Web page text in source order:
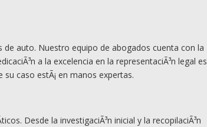
de auto. Nuestro equipo de abogados cuenta con la
a la excelencia en la representaciÃ³n legal es
caso estÃ¡ en manos expertas.
Desde la investigaciÃ³n inicial y la recopilaciÃ³n